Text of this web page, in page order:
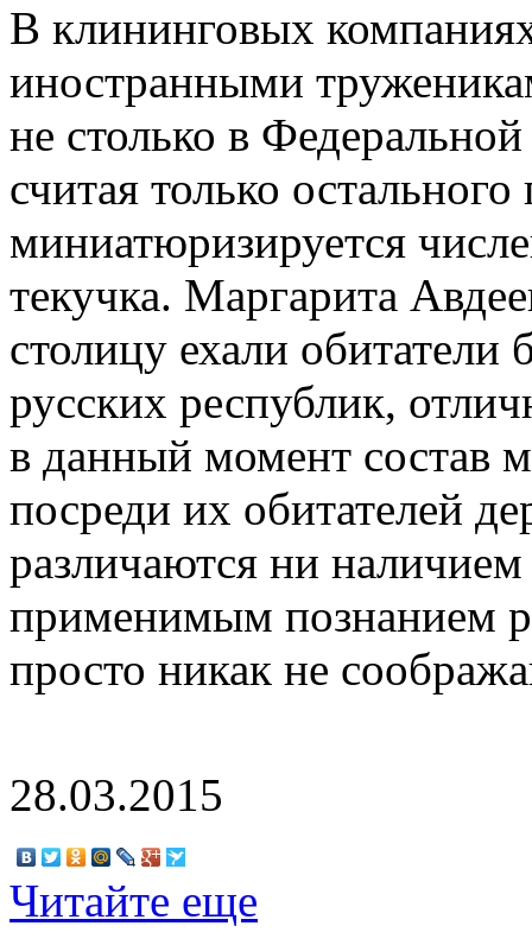
В клининговых
иностранными
не столько в
считая только
миниатюризируется
текучка. Маргарита
столицу ехали
русских республик,
в данный момент состав
посреди их обитателей
различаются ни
применимым познанием
просто никак не
28.03.2015
Читайте еще